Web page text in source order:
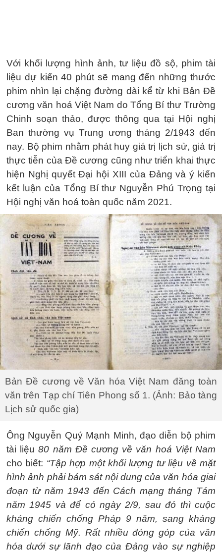
Với khối lượng hình ảnh, tư liệu đồ sộ, phim tài
liệu dự kiến 40 phút sẽ mang đến những thước
phim nhìn lại chặng đường dài kể từ khi Bản Đề
cương văn hoá Việt Nam do Tổng Bí thư Trường
Chinh soạn thảo, được thông qua tại Hội nghị
Ban thường vụ Trung ương tháng 2/1943 đến
nay. Bộ phim nhằm phát huy giá trị lịch sử, giá trị
thực tiễn của Đề cương cũng như triển khai thực
hiện Nghị quyết Đại hội XIII của Đảng và ý kiến
kết luận của Tổng Bí thư Nguyễn Phú Trọng tại
Hội nghị văn hoá toàn quốc năm 2021.
Bản Đề cương về Văn hóa Việt Nam đăng toàn
văn trên Tạp chí Tiên Phong số 1. (Ảnh: Bảo tàng
Lịch sử quốc gia)
Ông Nguyễn Quý Mạnh Minh, đạo diễn bộ phim
tài liệu 80 năm Đề cương về văn hoá Việt Nam
cho biết: “Tập hợp một khối lượng tư liệu về mặt
hình ảnh phải bám sát nội dung của văn hóa giai
đoạn từ năm 1943 đến Cách mạng tháng Tám
năm 1945 và để có ngày 2/9, sau đó thì cuộc
kháng chiến chống Pháp 9 năm, sang kháng
chiến chống Mỹ. Rất nhiều đóng góp của văn
hóa dưới sự lãnh đạo của Đảng vào sự nghiệp